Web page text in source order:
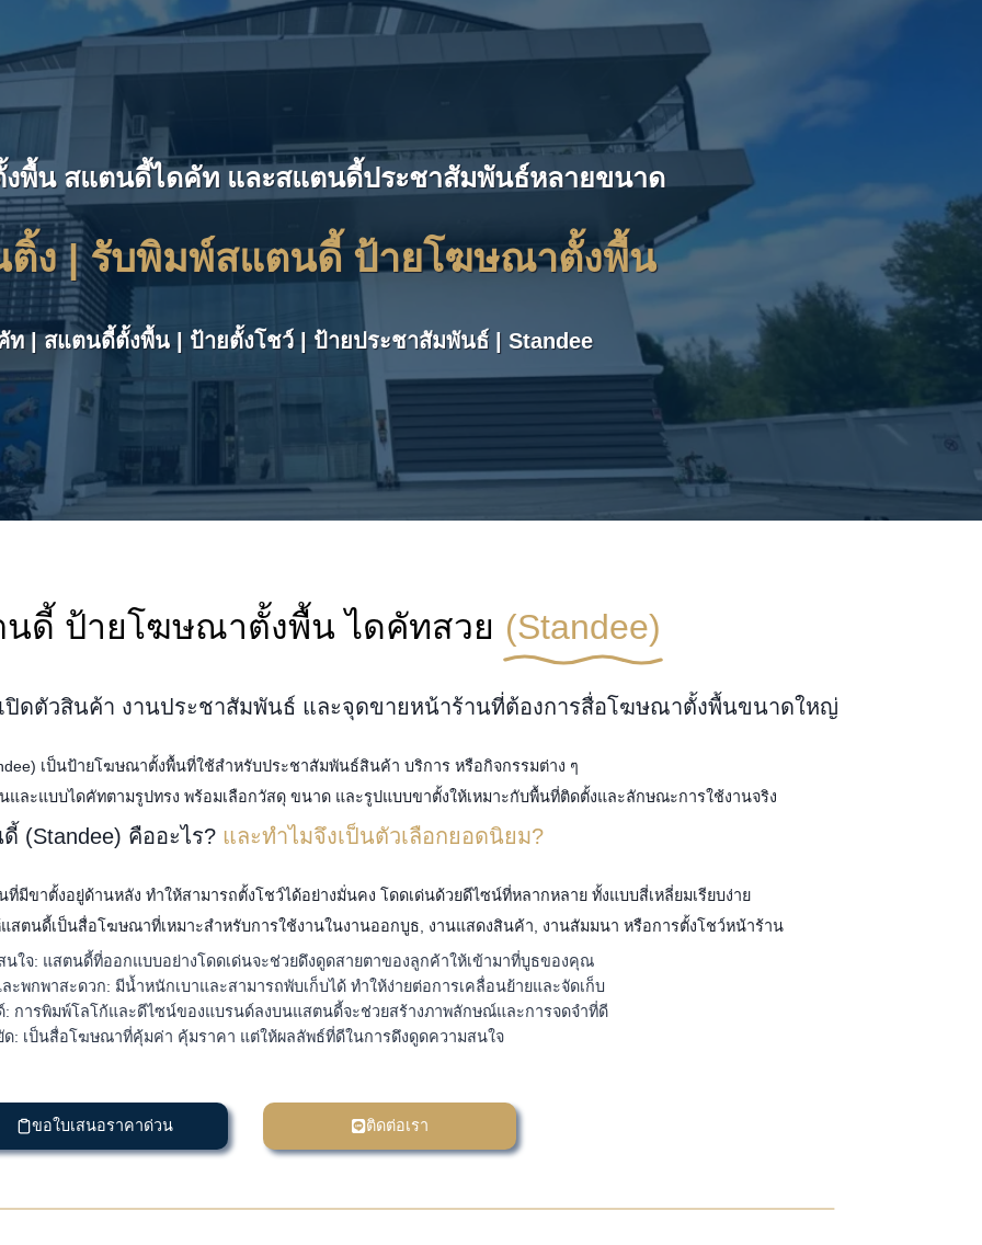
งพื้น สแตนดี้ไดคัท และสแตนดี้ประชาสัมพันธ์หลายขนาด
ง | รับพิมพ์สแตนดี้ ป้ายโฆษณาตั้งพื้น
| สแตนดี้ตั้งพื้น | ป้ายตั้งโชว์ | ป้ายประชาสัมพันธ์ | Standee
ดี้ ป้ายโฆษณาตั้งพื้น ไดคัทสวย (Standee)
ปิดตัวสินค้า งานประชาสัมพันธ์ และจุดขายหน้าร้านที่ต้องการสื่อโฆษณาตั้งพื้นขนาดใหญ่
เป็นป้ายโฆษณาตั้งพื้นที่ใช้สำหรับประชาสัมพันธ์สินค้า บริการ หรือกิจกรรมต่าง ๆ
และแบบไดคัทตามรูปทรง พร้อมเลือกวัสดุ ขนาด และรูปแบบขาตั้งให้เหมาะกับพื้นที่ติดตั้งและลักษณะการใช้งานจริง
(Standee) คืออะไร? และทำไมจึงเป็นตัวเลือกยอดนิยม?
มีขาตั้งอยู่ด้านหลัง ทำให้สามารถตั้งโชว์ได้อย่างมั่นคง โดดเด่นด้วยดีไซน์ที่หลากหลาย ทั้งแบบสี่เหลี่ยมเรียบง่าย
สตนดี้เป็นสื่อโฆษณาที่เหมาะสำหรับการใช้งานในงานออกบูธ, งานแสดงสินค้า, งานสัมมนา หรือการตั้งโชว์หน้าร้าน
นใจ: แสตนดี้ที่ออกแบบอย่างโดดเด่นจะช่วยดึงดูดสายตาของลูกค้าให้เข้ามาที่บูธของคุณ
ะพกพาสะดวก: มีน้ำหนักเบาและสามารถพับเก็บได้ ทำให้ง่ายต่อการเคลื่อนย้ายและจัดเก็บ
: การพิมพ์โลโก้และดีไซน์ของแบรนด์ลงบนแสตนดี้จะช่วยสร้างภาพลักษณ์และการจดจำที่ดี
ด: เป็นสื่อโฆษณาที่คุ้มค่า คุ้มราคา แต่ให้ผลลัพธ์ที่ดีในการดึงดูดความสนใจ
ขอใบเสนอราคาด่วน ติดต่อเรา